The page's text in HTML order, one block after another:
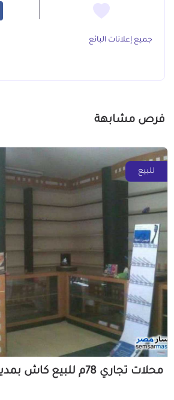
جميع إعلانات البائع
فرص مشابهة
للبيع
محلات تجاري 78م للبيع كاش بمدينة نصر القاهرة